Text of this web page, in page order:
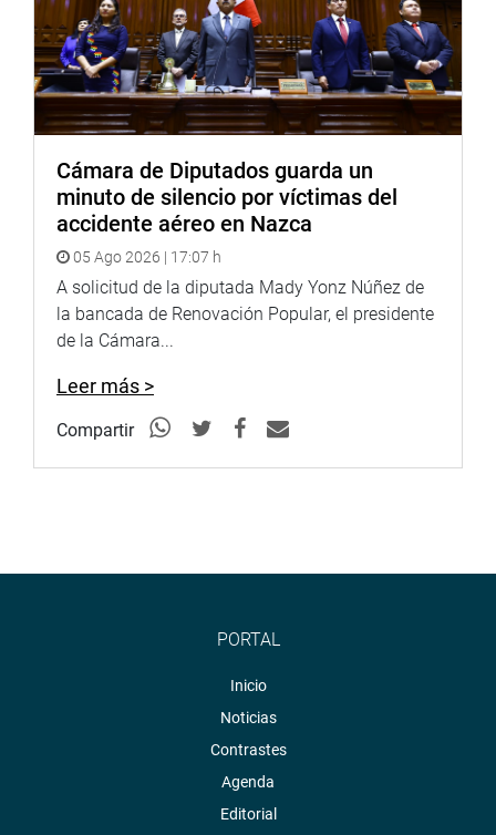
objetivo de dialogar sobre la implementación de la Ley
N.º 32013, que declara de interés nacional la creación del
Parque Científico Tecnológico del departamento de San
Martín.
universidad, fortaleciendo la investigación, la innovación
tecnológica y el valor agregado a las potencialidades
productivas regionales para mejorar la competitividad y el
desarrollo sostenible de San Martín.
“Nuestro compromiso es claro: seguir impulsando
proyectos de inversión que fortalezcan el desarrollo
científico, tecnológico e industrial de nuestras regiones.
Porque el progreso del Perú también nace desde la
Mamani.
OFICINA DE COMUNICACIONES E IMAGEN
Cámara de Diputados guarda un
minuto de silencio por víctimas del
accidente aéreo en Nazca
05 Ago 2026 | 17:07 h
A solicitud de la diputada Mady Yonz Núñez de
la bancada de Renovación Popular, el presidente
de la Cámara...
Leer más >
Compartir
PORTAL
Inicio
Noticias
Contrastes
Agenda
Editorial